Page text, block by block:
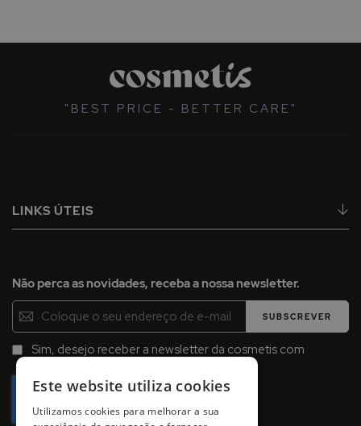
"BEST PRICE - BETTER CARE"
LINKS ÚTEIS
Não perca as novidades, receba a nossa newsletter.
Inscreva-
se
na
Newsletter:
SUBSCREVER
Sim, desejo receber a newsletter da cosmetis com
Este website utiliza cookies
Utilizamos cookies para melhorar a sua